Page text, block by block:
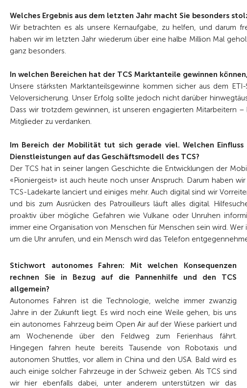
Welches Ergebnis aus dem letzten Jahr macht Sie besonders
Wir betrachten es als unsere Kernaufgabe, zu helfen, und darum
haben wir im letzten Jahr wiederum über eine halbe Million Mal
ganz besonders.
In welchen Bereichen hat der TCS Marktanteile gewinnen
Unsere stärksten Marktanteilsgewinne kommen sicher aus dem
Veloversicherung. Unser Erfolg sollte jedoch nicht darüber
Dass wir trotzdem gewinnen, ist unseren engagierten Mitarbeitern
Mitglieder zu verdanken.
Im Bereich der Mobilität tut sich gerade viel. Welchen
Dienstleistungen auf das Geschäftsmodell des TCS?
Der TCS hat in seiner langen Geschichte die Entwicklungen der
«Pioniergeist» ist auch heute noch unser Anspruch. Darum haben
TCS-Ladekarte lanciert und einiges mehr. Auch digital sind wir
und bis zum Ausrücken des Patrouilleurs läuft alles digital.
proaktiv über mögliche Gefahren wie Vulkane oder Unruhen
immer eine Organisation von Menschen für Menschen sein wird.
um die Uhr anrufen, und ein Mensch wird das Telefon
Stichwort autonomes Fahren: Mit welchen Konsequenzen
rechnen Sie in Bezug auf die Pannenhilfe und den TCS
allgemein?
Autonomes Fahren ist die Technologie, welche immer zwanzig
Jahre in der Zukunft liegt. Es wird noch eine Weile gehen, bis uns
ein autonomes Fahrzeug beim Open Air auf der Wiese parkiert und
am Wochenende über den Feldweg zum Ferienhaus fährt.
Hingegen fahren heute bereits Tausende von Robotaxis und
autonomen Shuttles, vor allem in China und den USA. Bald wird es
auch einige solcher Fahrzeuge in der Schweiz geben. Als TCS sind
wir hier ebenfalls dabei, unter anderem unterstützen wir das